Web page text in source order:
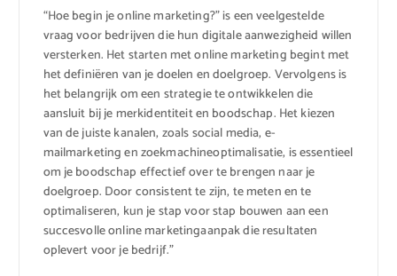
“Hoe begin je online marketing?” is een veelgestelde
vraag voor bedrijven die hun digitale aanwezigheid willen
versterken. Het starten met online marketing begint met
het definiëren van je doelen en doelgroep. Vervolgens is
het belangrijk om een strategie te ontwikkelen die
aansluit bij je merkidentiteit en boodschap. Het kiezen
van de juiste kanalen, zoals social media, e-
mailmarketing en zoekmachineoptimalisatie, is essentieel
om je boodschap effectief over te brengen naar je
doelgroep. Door consistent te zijn, te meten en te
optimaliseren, kun je stap voor stap bouwen aan een
succesvolle online marketingaanpak die resultaten
oplevert voor je bedrijf.”